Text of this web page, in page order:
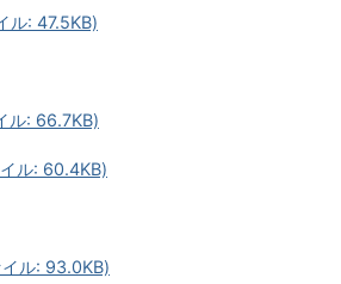
ル: 47.5KB)
ル: 66.7KB)
ル: 60.4KB)
ル: 93.0KB)